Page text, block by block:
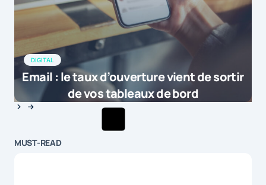
DIGITAL
Email : le taux d’ouverture vient de sortir
de vos tableaux de bord
MUST-READ